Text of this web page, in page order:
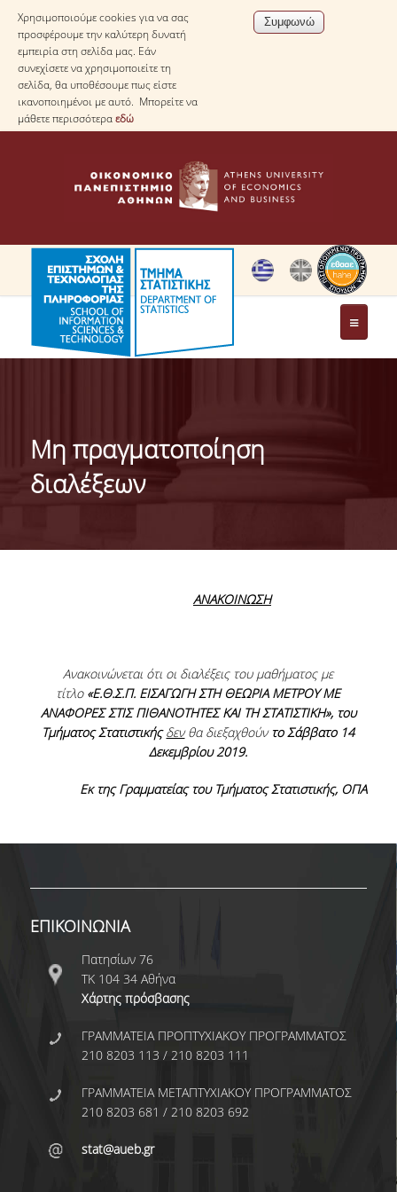
Χρησιμοποιούμε cookies για να σας
προσφέρουμε την καλύτερη δυνατή
εμπειρία στη σελίδα μας. Εάν
συνεχίσετε να χρησιμοποιείτε τη
σελίδα, θα υποθέσουμε πως είστε
ικανοποιημένοι με αυτό. Μπορείτε να
μάθετε περισσότεραεδώ
ΤΟ ΤΜΗΜΑ
ΔΙΟΙΚΗΣΗ ΤΟΥ ΤΜΗΜΑΤΟΣ
ΔΡΑΣΕΙΣ
ΕΡΓΑΣΤΗΡΙΑ
ΕΡΓΑΣΤΗΡΙΟ ΕΦΑΡΜΟΣΜΕΝΗΣ ΣΤΑΤΙΣΤΙΚΗΣ,
ΜΟΝΤΕΛΟΠΟΙΗΣΗΣ ΚΑΙ ΕΦΑΡΜΟΓΩΝ
ΥΠΗΡΕΣΙΑ ΣΥΜΒΟΥΛΟΥ ΨΥΧΙΚΗΣ ΥΓΕΙΑΣ
CALENDARS
EVENT CALENDAR
SOCIAL MEDIA
ΣΧΟΛΗ ΕΠΙΣΤΗΜΩΝ ΚΑΙ ΤΕΧΝΟΛΟΓΙΑΣ ΤΗΣ
ΠΛΗΡΟΦΟΡΙΑΣ
Μη πραγματοποίηση
διαλέξεων
ΑΝΑΚΟΙΝΩΣΗ
Ανακοινώνεται ότι οι διαλέξεις του μαθήματος με
τίτλο «Ε.Θ.Σ.Π. ΕΙΣΑΓΩΓΗ ΣΤΗ ΘΕΩΡΙΑ ΜΕΤΡΟΥ ΜΕ
ΑΝΑΦΟΡΕΣ ΣΤΙΣ ΠΙΘΑΝΟΤΗΤΕΣ ΚΑΙ ΤΗ ΣΤΑΤΙΣΤΙΚΗ», του
Τμήματος Στατιστικής δενθα διεξαχθούν το Σάββατο 14
Δεκεμβρίου 2019.
Εκ της Γραμματείας του Τμήματος Στατιστικής, ΟΠΑ
ΕΠΙΚΟΙΝΩΝΙΑ
Πατησίων 76
ΤΚ 104 34 Αθήνα
Χάρτης πρόσβασης
ΓΡΑΜΜΑΤΕΙΑ ΠΡΟΠΤΥΧΙΑΚΟΥ ΠΡΟΓΡΑΜΜΑΤΟΣ
210 8203 113 / 210 8203 111
ΓΡΑΜΜΑΤΕΙΑ ΜΕΤΑΠΤΥΧΙΑΚΟΥ ΠΡΟΓΡΑΜΜΑΤΟΣ
210 8203 681 / 210 8203 692
stat@aueb.gr